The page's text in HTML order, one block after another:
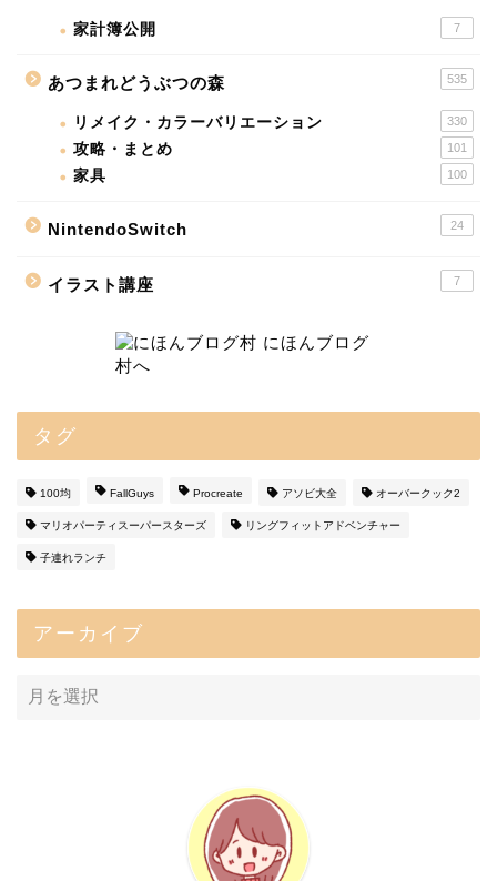
家計簿公開 7
あつまれどうぶつの森 535
リメイク・カラーバリエーション 330
攻略・まとめ 101
家具 100
NintendoSwitch 24
イラスト講座 7
タグ
100均 FallGuys Procreate アソビ大全 オーバークック2
マリオパーティスーパースターズ リングフィットアドベンチャー
子連れランチ
アーカイブ